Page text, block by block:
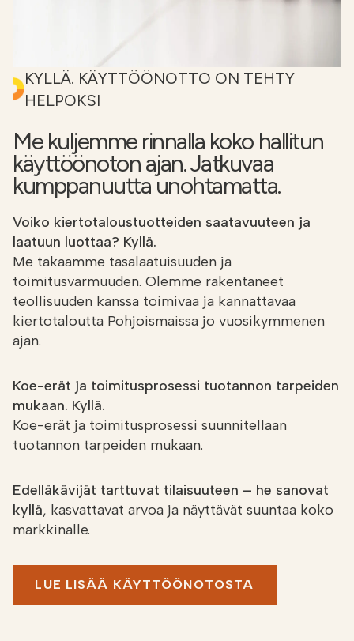
KYLLÄ. KÄYTTÖÖNOTTO ON TEHTY
HELPOKSI
Me kuljemme rinnalla koko hallitun
käyttöönoton ajan. Jatkuvaa
kumppanuutta unohtamatta.
Voiko kiertotaloustuotteiden saatavuuteen ja
laatuun luottaa? Kyllä.
Me takaamme tasalaatuisuuden ja
toimitusvarmuuden. Olemme rakentaneet
teollisuuden kanssa toimivaa ja kannattavaa
kiertotaloutta Pohjoismaissa jo vuosikymmenen
ajan.
Koe-erät ja toimitusprosessi tuotannon tarpeiden
mukaan. Kyllä.
Koe-erät ja toimitusprosessi suunnitellaan
tuotannon tarpeiden mukaan.
Edelläkävijät tarttuvat tilaisuuteen – he sanovat
kyllä, kasvattavat arvoa ja näyttävät suuntaa koko
markkinalle.
LUE LISÄÄ KÄYTTÖÖNOTOSTA